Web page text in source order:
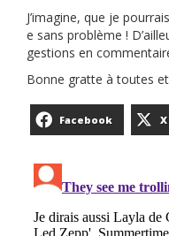
J’imagine, que je
e sans problème !
gestions en
Bonne gratte à toutes
Facebook X